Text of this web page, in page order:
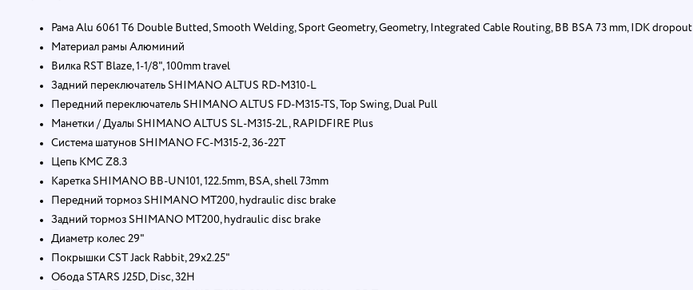
Рама Alu 6061 T6 Double Butted, Smooth Welding, Sport Geometry, Geometry, Integrated Cable Routing, BB BSA 73 mm, IDK dropout
Материал рамы Алюминий
Вилка RST Blaze, 1-1/8", 100mm travel
Задний переключатель SHIMANO ALTUS RD-M310-L
Передний переключатель SHIMANO ALTUS FD-M315-TS, Top Swing, Dual Pull
Манетки / Дуалы SHIMANO ALTUS SL-M315-2L, RAPIDFIRE Plus
Система шатунов SHIMANO FC-M315-2, 36-22T
Цепь KMC Z8.3
Каретка SHIMANO BB-UN101, 122.5mm, BSA, shell 73mm
Передний тормоз SHIMANO MT200, hydraulic disc brake
Задний тормоз SHIMANO MT200, hydraulic disc brake
Диаметр колес 29"
Покрышки CST Jack Rabbit, 29x2.25"
Обода STARS J25D, Disc, 32H